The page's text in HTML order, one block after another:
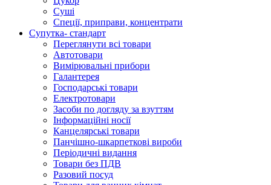
Суші
Спеції, приправи, концентрати
Супутка- стандарт
Переглянути всі товари
Автотовари
Вимірювальні прибори
Галантерея
Господарські товари
Електротовари
Засоби по догляду за взуттям
Інформаційні носії
Канцелярські товари
Панчішно-шкарпеткові вироби
Періодичні видання
Товари без ПДВ
Разовий посуд